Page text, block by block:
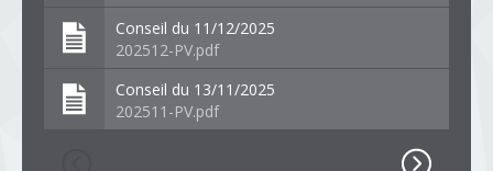
Conseil du 11/12/2025
202512-PV.pdf
Conseil du 13/11/2025
202511-PV.pdf